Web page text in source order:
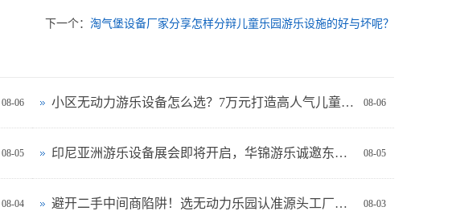
下一个： 淘气堡设备厂家分享怎样分辩儿童乐园游乐设施的好与坏呢？
08-06 08-06
小区无动力游乐设备怎么选？7万元打造高人气儿童活动空间
08-05 08-05
印尼亚洲游乐设备展会即将开启，华锦游乐诚邀东南亚游乐投资者现场交流
08-04 08-03
避开二手中间商陷阱！选无动力乐园认准源头工厂才靠谱！